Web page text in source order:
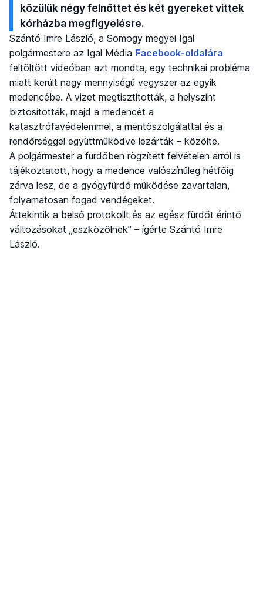
közülük négy felnőttet és két gyereket vittek
kórházba megfigyelésre.
Szántó Imre László, a Somogy megyei Igal
polgármestere az Igal Média Facebook-oldalára
feltöltött videóban azt mondta, egy technikai probléma
miatt került nagy mennyiségű vegyszer az egyik
medencébe. A vizet megtisztították, a helyszínt
biztosították, majd a medencét a
katasztrófavédelemmel, a mentőszolgálattal és a
rendőrséggel együttműködve lezárták – közölte.
A polgármester a fürdőben rögzített felvételen arról is
tájékoztatott, hogy a medence valószínűleg hétfőig
zárva lesz, de a gyógyfürdő működése zavartalan,
folyamatosan fogad vendégeket.
Áttekintik a belső protokollt és az egész fürdőt érintő
változásokat „eszközölnek” – ígérte Szántó Imre
László.